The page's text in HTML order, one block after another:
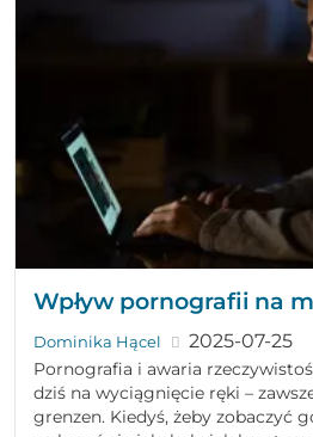
Wpływ pornografii na
Dominika Hącel 2025-07-25
Pornografia i awaria
dziś na wyciągnięcie ręki –
grenzen. Kiedyś, żeby zobaczyć